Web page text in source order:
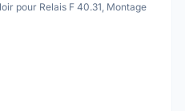
pour Relais F 40.31, Montage